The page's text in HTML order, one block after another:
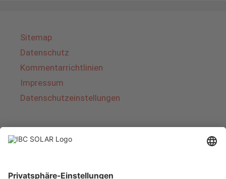
Sitemap
Datenschutz
Kommentarrichtlinien
Impressum
Datenschutzeinstellungen
Über IBC SOLAR
von Energielösungen und Dienstleistungen im